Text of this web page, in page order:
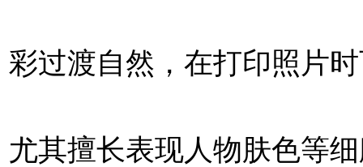
彩过渡自然，在打印照片
尤其擅长表现人物肤色等